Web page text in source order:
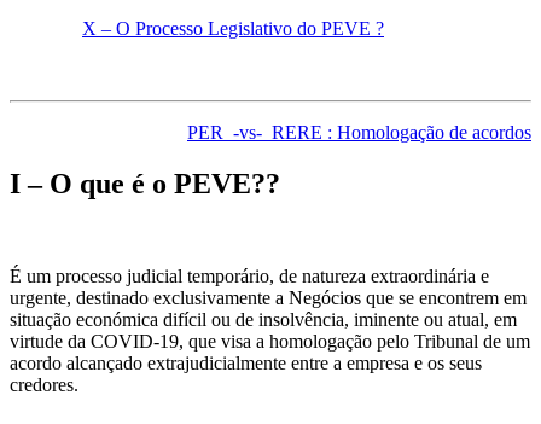
X – O Processo Legislativo do PEVE ?
PER_-vs-_RERE : Homologação de acordos
I – O que é o PEVE??
É um processo judicial temporário, de natureza extraordinária e
urgente, destinado exclusivamente a Negócios que se encontrem em
situação económica difícil ou de insolvência, iminente ou atual, em
virtude da COVID-19, que visa a homologação pelo Tribunal de um
acordo alcançado extrajudicialmente entre a empresa e os seus
credores.